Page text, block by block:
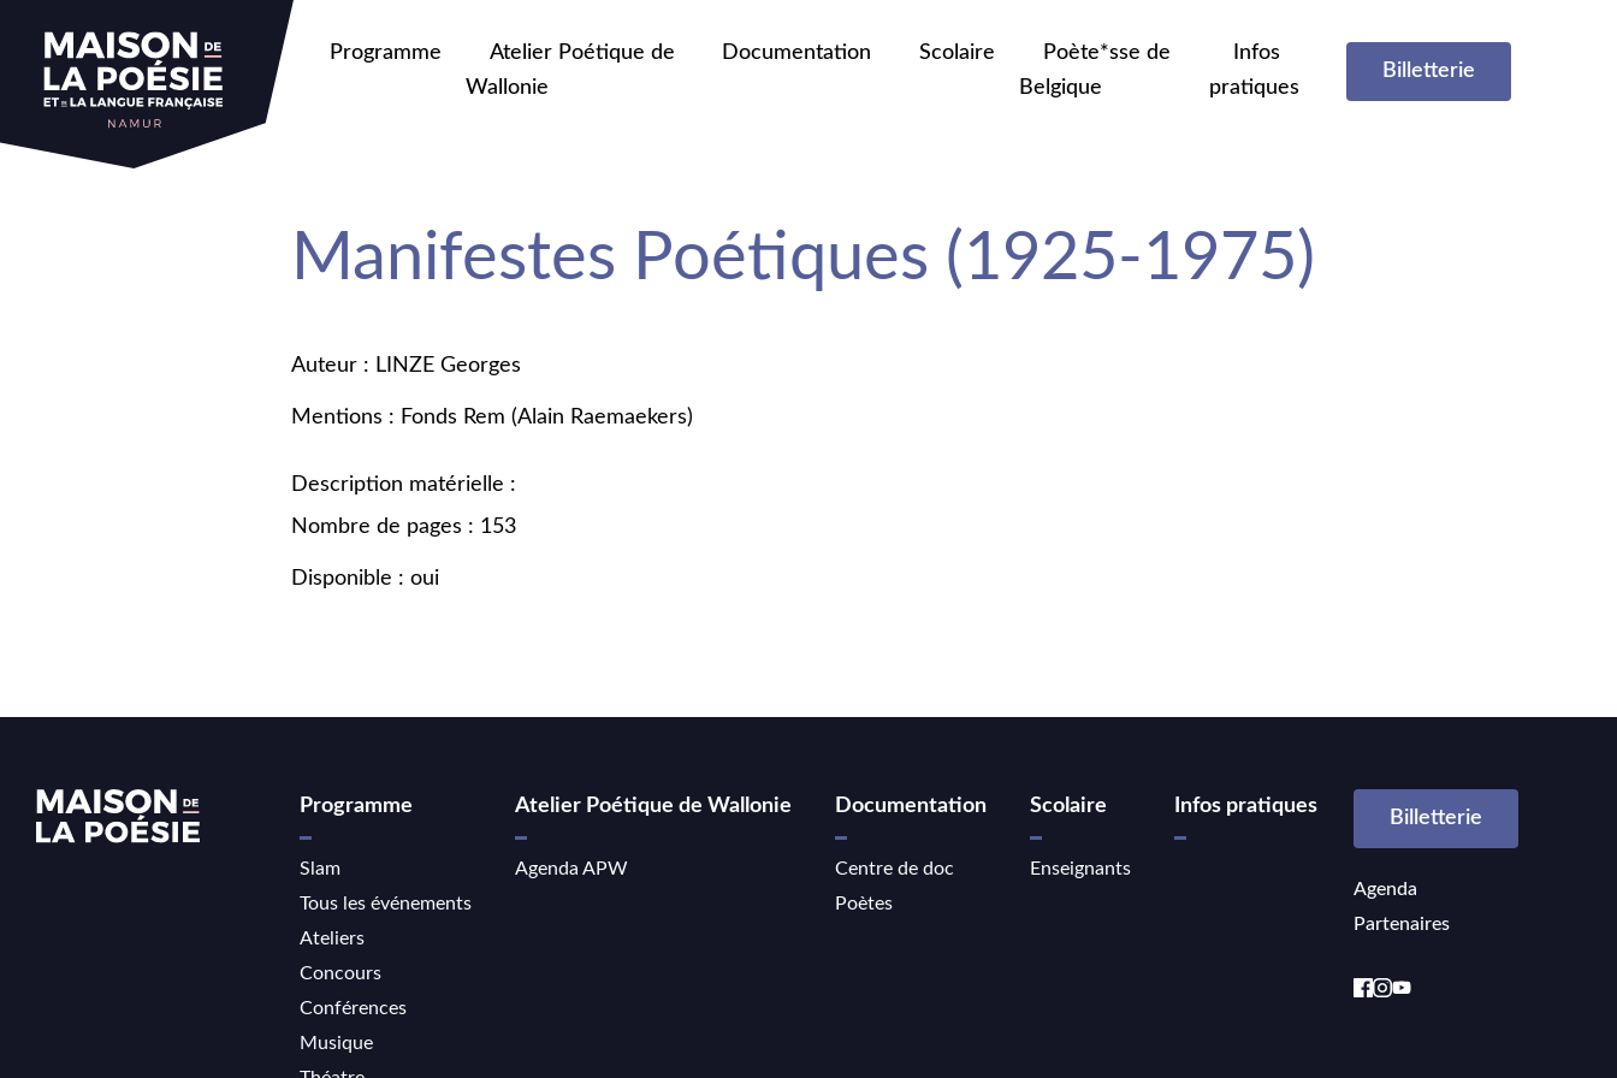
Programme
Atelier Poétique de
Wallonie
Documentation Scolaire
Poète*sse de
Belgique
Infos
pratiques
Billetterie
Manifestes Poétiques (1925-1975)
Auteur : LINZE Georges
Mentions : Fonds Rem (Alain Raemaekers)
Description matérielle :
Nombre de pages : 153
Disponible : oui
Programme
Slam
Tous les événements
Ateliers
Concours
Conférences
Musique
Atelier Poétique de Wallonie
Agenda APW
Documentation
Centre de doc
Poètes
Scolaire
Enseignants
Infos pratiques
Billetterie
Agenda
Partenaires